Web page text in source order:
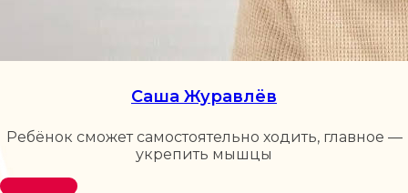
Саша Журавлёв
Ребёнок сможет самостоятельно ходить, главное —
укрепить мышцы